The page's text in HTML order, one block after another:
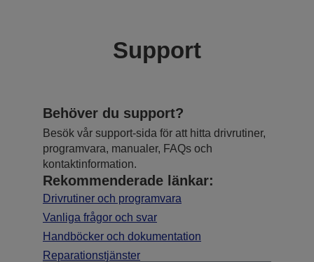
Support
Behöver du support?
Besök vår support-sida för att hitta drivrutiner,
programvara, manualer, FAQs och
kontaktinformation.
Rekommenderade länkar:
Drivrutiner och programvara
Vanliga frågor och svar
Handböcker och dokumentation
Reparationstjänster